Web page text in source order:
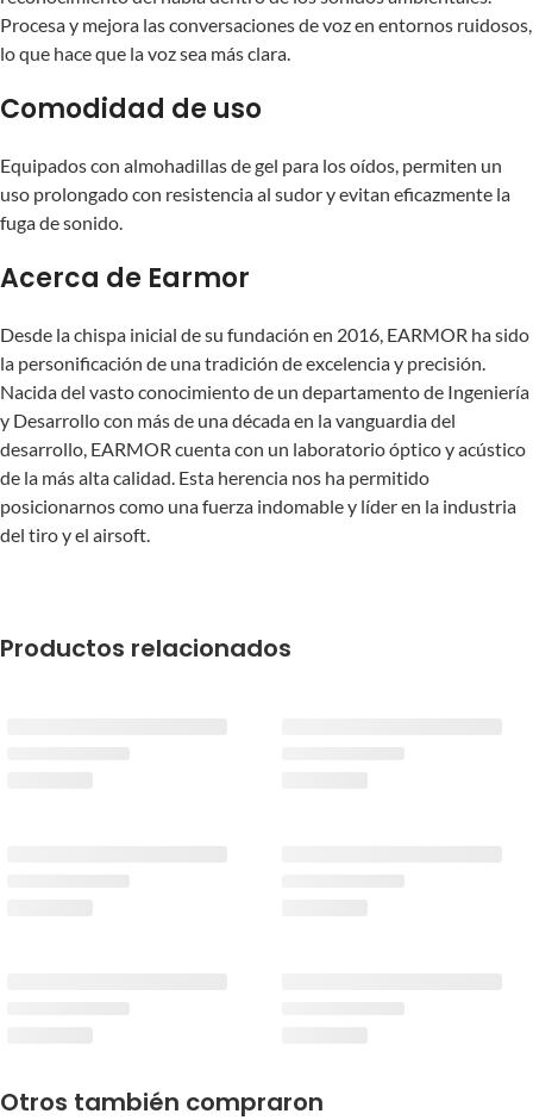
Procesa y mejora las conversaciones de voz en entornos ruidosos,
lo que hace que la voz sea más clara.
Comodidad de uso
Equipados con almohadillas de gel para los oídos, permiten un
uso prolongado con resistencia al sudor y evitan eficazmente la
fuga de sonido.
Acerca de Earmor
Desde la chispa inicial de su fundación en 2016, EARMOR ha sido
la personificación de una tradición de excelencia y precisión.
Nacida del vasto conocimiento de un departamento de Ingeniería
y Desarrollo con más de una década en la vanguardia del
desarrollo, EARMOR cuenta con un laboratorio óptico y acústico
de la más alta calidad. Esta herencia nos ha permitido
posicionarnos como una fuerza indomable y líder en la industria
del tiro y el airsoft.
Productos relacionados
Otros también compraron